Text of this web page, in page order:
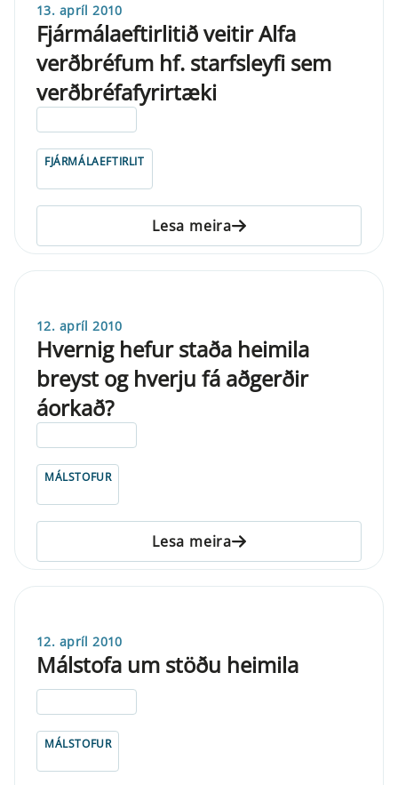
13. apríl 2010
Fjármálaeftirlitið veitir Alfa
verðbréfum hf. starfsleyfi sem
verðbréfafyrirtæki
FJÁRMÁLAEFTIRLIT
Lesa meira
12. apríl 2010
Hvernig hefur staða heimila
breyst og hverju fá aðgerðir
áorkað?
MÁLSTOFUR
Lesa meira
12. apríl 2010
Málstofa um stöðu heimila
MÁLSTOFUR